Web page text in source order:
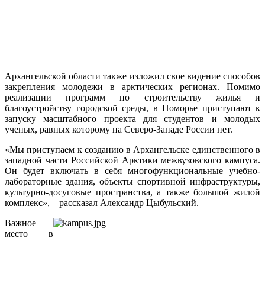
Архангельской области также изложил свое видение способов
закрепления молодежи в арктических регионах. Помимо
реализации программ по строительству жилья и
благоустройству городской среды, в Поморье приступают к
запуску масштабного проекта для студентов и молодых
ученых, равных которому на Северо-Западе России нет.
«Мы приступаем к созданию в Архангельске единственного в
западной части Российской Арктики межвузовского кампуса.
Он будет включать в себя многофункциональные учебно-
лабораторные здания, объекты спортивной инфраструктуры,
культурно-досуговые пространства, а также большой жилой
комплекс», – рассказал Александр Цыбульский.
Важное
место в